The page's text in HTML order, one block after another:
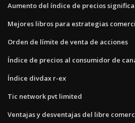
Aumento del índice de precios significa
Mejores libros para estrategias
Orden de límite de venta de acciones
Índice de precios al consumidor de
Índice divdax r-ex
Tic network pvt limited
Ventajas y desventajas del libre